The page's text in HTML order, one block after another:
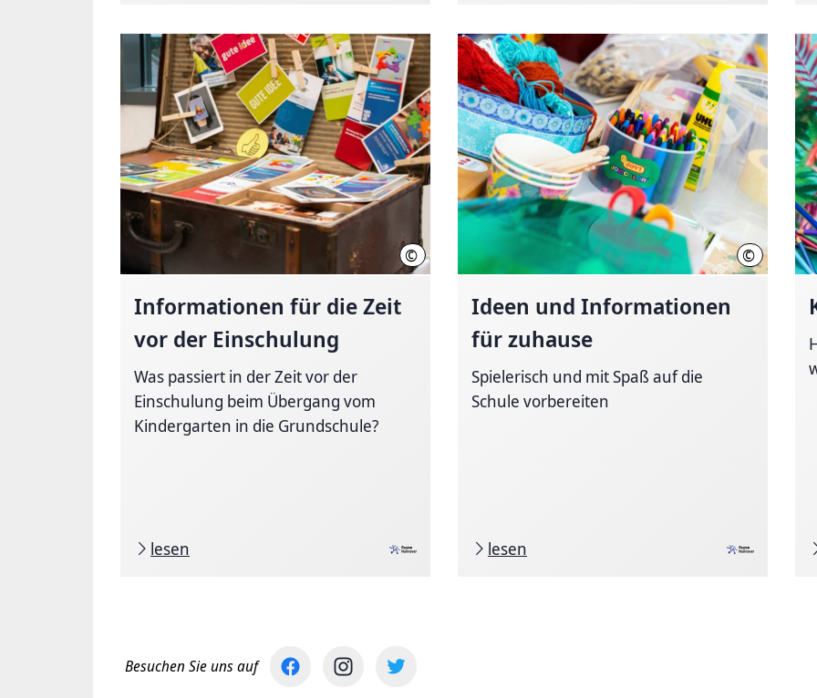
© Region Hannover, Mahjoub
Informationen für die Zeit
vor der Einschulung
Was passiert in der Zeit vor der
Einschulung beim Übergang vom
Kindergarten in die Grundschule?
lesen
© Region
Ideen und Informationen
für zuhause
Spielerisch und mit Spaß auf die
Schule vorbereiten
lesen
Besuchen Sie uns auf